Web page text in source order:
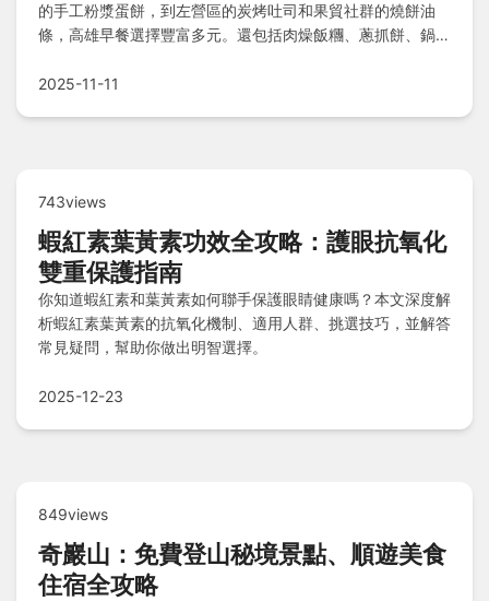
的手工粉漿蛋餅，到左營區的炭烤吐司和果貿社群的燒餅油
條，高雄早餐選擇豐富多元。還包括肉燥飯糰、蔥抓餅、鍋貼
推薦讓您輕鬆探索高雄早餐文化，開啟美味的一天！
2025-11-11
743views
蝦紅素葉黃素功效全攻略：護眼抗氧化
雙重保護指南
你知道蝦紅素和葉黃素如何聯手保護眼睛健康嗎？本文深度解
析蝦紅素葉黃素的抗氧化機制、適用人群、挑選技巧，並解答
常見疑問，幫助你做出明智選擇。
2025-12-23
849views
奇巖山：免費登山秘境景點、順遊美食
住宿全攻略